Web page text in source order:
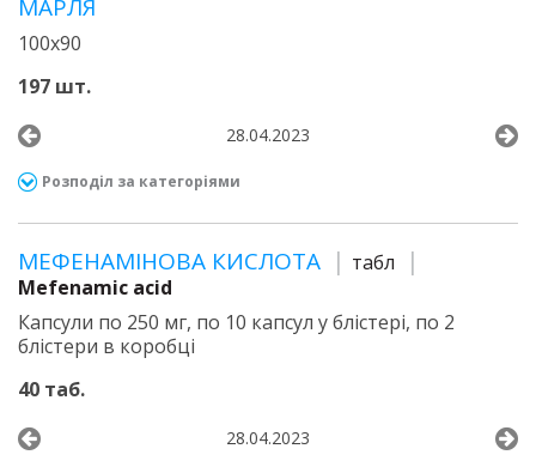
МАРЛЯ
100х90
197 шт.
28.04.2023
Розподіл за категоріями
МЕФЕНАМІНОВА КИСЛОТА
табл
Mefenamic acid
Капсули по 250 мг, по 10 капсул у блістері, по 2
блістери в коробці
40 таб.
28.04.2023